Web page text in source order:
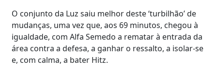
O conjunto da Luz saiu melhor deste ‘turbilhão’ de
mudanças, uma vez que, aos 69 minutos, chegou à
igualdade, com Alfa Semedo a rematar à entrada da
área contra a defesa, a ganhar o ressalto, a isolar-se
e, com calma, a bater Hitz.